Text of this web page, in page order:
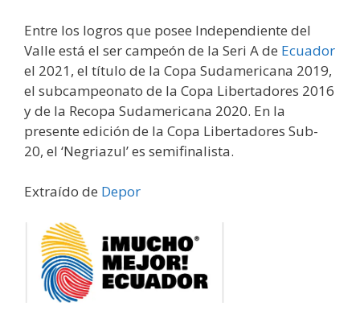
Entre los logros que posee Independiente del
Valle está el ser campeón de la Seri A de Ecuador
el 2021, el título de la Copa Sudamericana 2019,
el subcampeonato de la Copa Libertadores 2016
y de la Recopa Sudamericana 2020. En la
presente edición de la Copa Libertadores Sub-
20, el ‘Negriazul’ es semifinalista.
Extraído de Depor